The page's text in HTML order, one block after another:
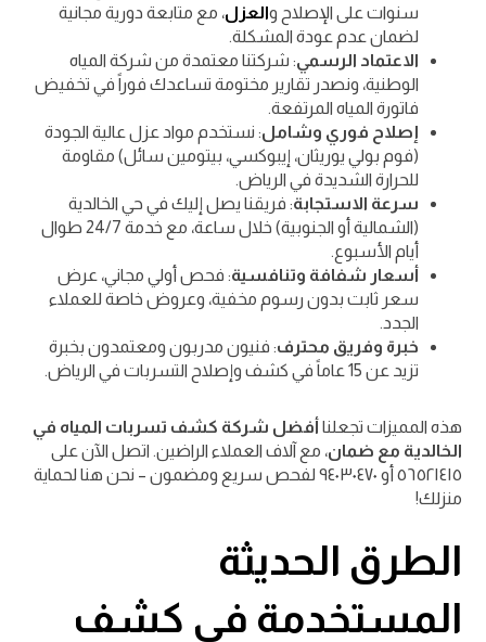
سنوات على الإصلاح والعزل، مع متابعة دورية مجانية
لضمان عدم عودة المشكلة.
الاعتماد الرسمي: شركتنا معتمدة من شركة المياه
الوطنية، ونصدر تقارير مختومة تساعدك فوراً في تخفيض
فاتورة المياه المرتفعة.
إصلاح فوري وشامل: نستخدم مواد عزل عالية الجودة
(فوم بولي يوريثان، إيبوكسي، بيتومين سائل) مقاومة
للحرارة الشديدة في الرياض.
سرعة الاستجابة: فريقنا يصل إليك في حي الخالدية
(الشمالية أو الجنوبية) خلال ساعة، مع خدمة 24/7 طوال
أيام الأسبوع.
أسعار شفافة وتنافسية: فحص أولي مجاني، عرض
سعر ثابت بدون رسوم مخفية، وعروض خاصة للعملاء
الجدد.
خبرة وفريق محترف: فنيون مدربون ومعتمدون بخبرة
تزيد عن 15 عاماً في كشف وإصلاح التسربات في الرياض.
هذه المميزات تجعلنا أفضل شركة كشف تسربات المياه في
الخالدية مع ضمان، مع آلاف العملاء الراضين. اتصل الآن على
٥٦٥٢١٤١٥ أو ٩٤٠٣٠٤٧٠ لفحص سريع ومضمون – نحن هنا لحماية
منزلك!
الطرق الحديثة
المستخدمة في كشف